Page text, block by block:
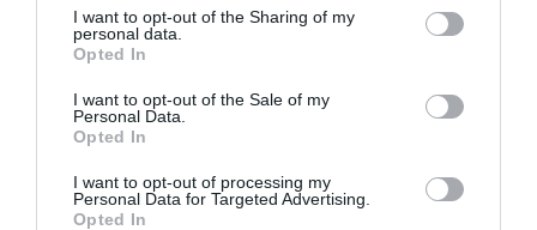
I want to opt-out of the Sharing of my
personal data.
Opted In
I want to opt-out of the Sale of my
Personal Data.
Opted In
I want to opt-out of processing my
Personal Data for Targeted Advertising.
Opted In
ΠΑΡΟΥΣΙΑΣΕΙΣ ΒΙΒΛΙΩΝ ΠΕΖΟΓΡΑΦΙΑ
Κάθε βδομάδα στο e-mail σας τα τελευταία νέα για
την Τέχνη και τον Πολιτισμό!